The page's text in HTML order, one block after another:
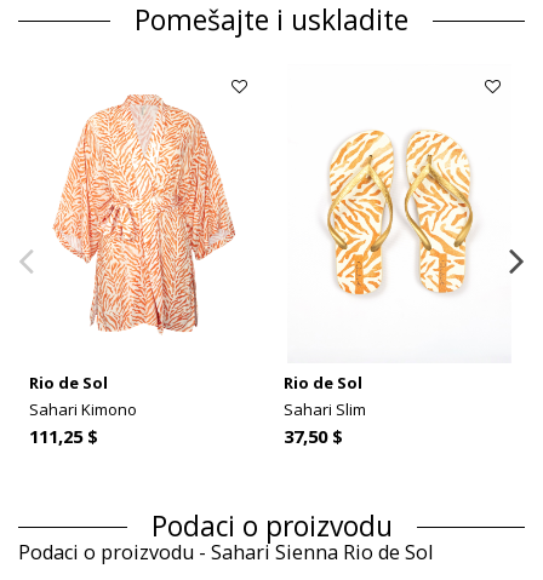
Pomešajte i uskladite
Rio de Sol
Sahari Kimono
111,25 $
Rio de Sol
Sahari Slim
37,50 $
Podaci o proizvodu
Podaci o proizvodu - Sahari Sienna Rio de Sol